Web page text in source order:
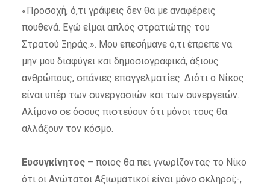
«Προσοχή, ό,τι γράψεις δεν θα με αναφέρεις
πουθενά. Εγώ είμαι απλός στρατιώτης του
Στρατού Ξηράς.». Μου επεσήμανε ό,τι έπρεπε να
μην μου διαφύγει και δημοσιογραφικά, άξιους
ανθρώπους, σπάνιες επαγγελματίες. Διότι ο Νίκος
είναι υπέρ των συνεργασιών και των συνεργειών.
Αλίμονο σε όσους πιστεύουν ότι μόνοι τους θα
αλλάξουν τον κόσμο.
Ευσυγκίνητος– ποιος θα πει γνωρίζοντας το Νίκο
ότι οι Ανώτατοι Αξιωματικοί είναι μόνο σκληροί;-,